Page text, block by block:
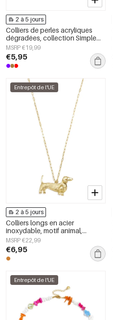
2 à 5 jours
Colliers de perles acryliques
dégradées, collection Simple
Daily Simple, bijoux pour
femmes
MSRP €19,99
€5,95
Entrepôt de l'UE
2 à 5 jours
Colliers longs en acier
inoxydable, motif animal,
collection Daily Simple, bijoux
pour femmes
MSRP €22,99
€6,95
Entrepôt de l'UE